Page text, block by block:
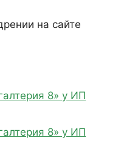
на сайте
8» у ИП
8» у ИП